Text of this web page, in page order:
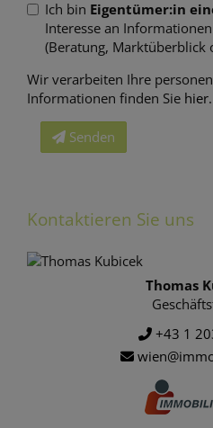
Ich bin Eigentümer:in
Interesse an
(Beratung, Marktüberblick
Wir verarbeiten Ihre
Informationen finden Sie hier.
Senden
Kontaktieren Sie uns
Thomas
+43 1